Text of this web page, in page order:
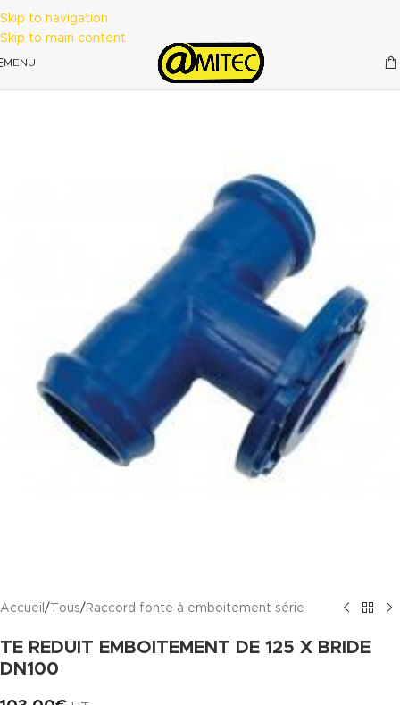
Skip to navigation
Skip to main content
MENU
Accueil /Tous/ Raccord fonte à emboitement série
TE REDUIT EMBOITEMENT DE 125 X BRIDE
DN100